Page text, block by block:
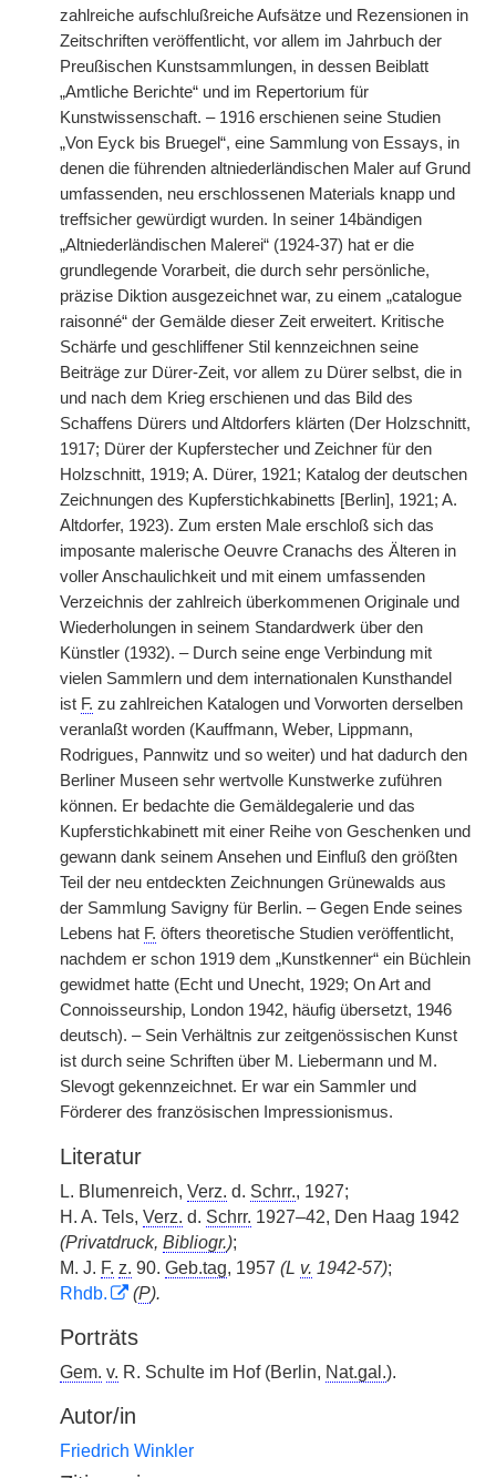
zahlreiche aufschlußreiche Aufsätze und Rezensionen in
Zeitschriften veröffentlicht, vor allem im Jahrbuch der
Preußischen Kunstsammlungen, in dessen Beiblatt
„Amtliche Berichte“ und im Repertorium für
Kunstwissenschaft. – 1916 erschienen seine Studien
„Von Eyck bis Bruegel“, eine Sammlung von Essays, in
denen die führenden altniederländischen Maler auf Grund
umfassenden, neu erschlossenen Materials knapp und
treffsicher gewürdigt wurden. In seiner 14bändigen
„Altniederländischen Malerei“ (1924-37) hat er die
grundlegende Vorarbeit, die durch sehr persönliche,
präzise Diktion ausgezeichnet war, zu einem „catalogue
raisonné“ der Gemälde dieser Zeit erweitert. Kritische
Schärfe und geschliffener Stil kennzeichnen seine
Beiträge zur Dürer-Zeit, vor allem zu Dürer selbst, die in
und nach dem Krieg erschienen und das Bild des
Schaffens Dürers und Altdorfers klärten (Der Holzschnitt,
1917; Dürer der Kupferstecher und Zeichner für den
Holzschnitt, 1919; A. Dürer, 1921; Katalog der deutschen
Zeichnungen des Kupferstichkabinetts [Berlin], 1921; A.
Altdorfer, 1923). Zum ersten Male erschloß sich das
imposante malerische Oeuvre Cranachs des Älteren in
voller Anschaulichkeit und mit einem umfassenden
Verzeichnis der zahlreich überkommenen Originale und
Wiederholungen in seinem Standardwerk über den
Künstler (1932). – Durch seine enge Verbindung mit
vielen Sammlern und dem internationalen Kunsthandel
ist F. zu zahlreichen Katalogen und Vorworten derselben
veranlaßt worden (Kauffmann, Weber, Lippmann,
Rodrigues, Pannwitz und so weiter) und hat dadurch den
Berliner Museen sehr wertvolle Kunstwerke zuführen
können. Er bedachte die Gemäldegalerie und das
Kupferstichkabinett mit einer Reihe von Geschenken und
gewann dank seinem Ansehen und Einfluß den größten
Teil der neu entdeckten Zeichnungen Grünewalds aus
der Sammlung Savigny für Berlin. – Gegen Ende seines
Lebens hat F. öfters theoretische Studien veröffentlicht,
nachdem er schon 1919 dem „Kunstkenner“ ein Büchlein
gewidmet hatte (Echt und Unecht, 1929; On Art and
Connoisseurship, London 1942, häufig übersetzt, 1946
deutsch). – Sein Verhältnis zur zeitgenössischen Kunst
ist durch seine Schriften über M. Liebermann und M.
Slevogt gekennzeichnet. Er war ein Sammler und
Förderer des französischen Impressionismus.
Literatur
L. Blumenreich, Verz. d. Schrr., 1927;
H. A. Tels, Verz. d. Schrr. 1927–42, Den Haag 1942
(Privatdruck, Bibliogr.);
M. J. F. z. 90. Geb.tag, 1957 (L v. 1942-57);
Rhdb.
(P).
Porträts
Gem. v. R. Schulte im Hof (Berlin, Nat.gal.).
Autor/in
Friedrich Winkler